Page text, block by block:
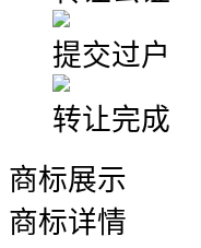
提交过户
转让完成
商标展示
商标详情